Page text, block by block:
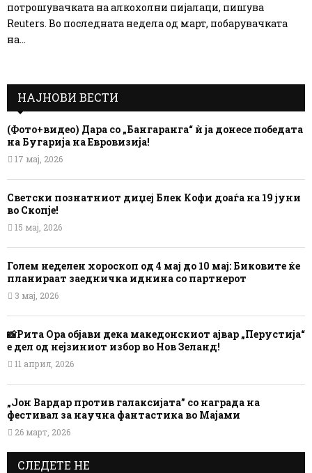
потрошувачката на алкохолни пијалаци, пишува
Reuters. Во последната недела од март, побарувачката
на...
НАЈНОВИ ВЕСТИ
(Фото+видео) Дара со „Бангаранга“ ѝ ја донесе победата
на Бугарија на Евровизија!
17 мај, 2026
Светски познатниот диџеј Блек Кофи доаѓа на 19 јуни
во Скопје!
15 мај, 2026
Голем неделен хороскоп од 4 мај до 10 мај: Биковите ќе
планираат заедничка иднина со партнерот
3 мај, 2026
📸Рита Ора објави дека македонскиот ајвар „Перустија“
е дел од нејзиниот избор во Нов Зеланд!
11 април, 2026
„Јон Вардар против галаксијата” со награда на
фестивал за научна фантастика во Мајами
26 март, 2026
СЛЕДЕТЕ НЕ